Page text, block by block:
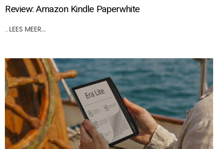
Review: Amazon Kindle Paperwhite
LEES MEER…